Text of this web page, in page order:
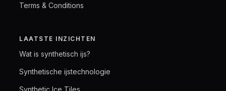
Terms & Conditions
LAATSTE INZICHTEN
Wat is synthetisch ijs?
Synthetische ijstechnologie
Synthetic Ice Tiles